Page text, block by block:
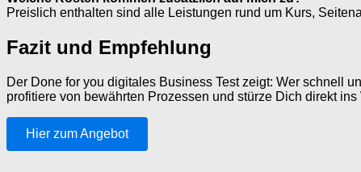
Preislich enthalten sind alle Leistungen rund um Kurs,
Fazit und Empfehlung
Der Done for you digitales Business Test zeigt: Wer schnell
profitiere von bewährten Prozessen und stürze Dich direkt ins
Hier zum Angebot